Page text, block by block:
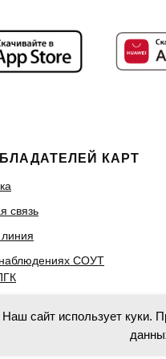
Наш сайт использует куки.
КАРТ
связь
СОУТ